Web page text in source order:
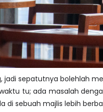
jadi sepatutnya bolehlah
tu; ada masalah
di sebuah majlis lebih